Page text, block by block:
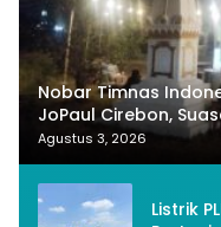
Nobar Timnas
JoPaul Cirebon,
Nasionalisme
Agustus 3, 2026
Listrik